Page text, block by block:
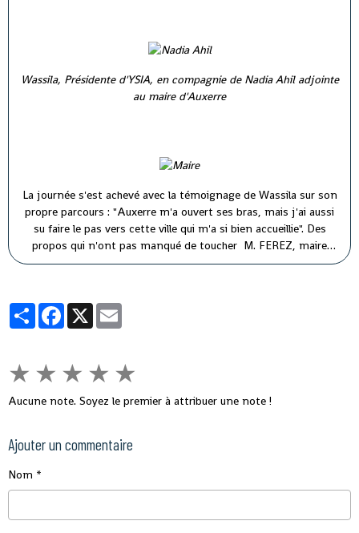
Wassila, Présidente d'YSIA, en compagnie de Nadia Ahil adjointe
au maire d'Auxerre
La journée s'est achevé avec la témoignage de Wassila sur son
propre parcours : "Auxerre m'a ouvert ses bras, mais j'ai aussi
su faire le pas vers cette ville qui m'a si bien accueillie". Des
propos qui n'ont pas manqué de toucher M. FEREZ, maire
d'Auxerre ( à droite) et M. PARIS, premier adjoint au maire (à
PartagerFacebook
X
★ ★ ★ ★ ★
Aucune note. Soyez le premier à attribuer une note !
Ajouter un commentaire
Nom